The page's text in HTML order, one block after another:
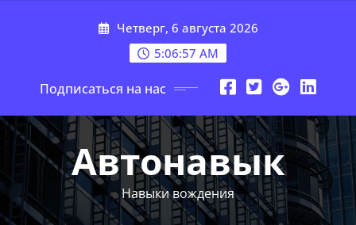
Четверг, 6 августа 2026
5:06:59 AM
Подписаться на нас
Автонавык
Навыки вождения